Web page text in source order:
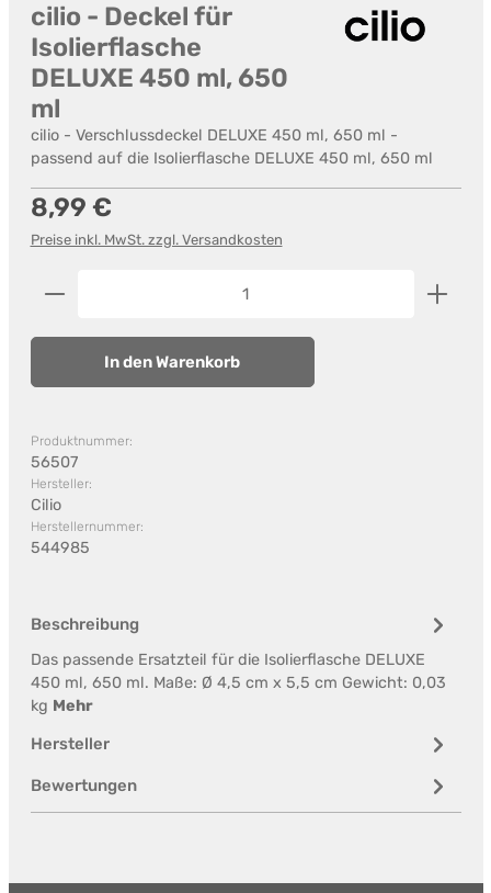
cilio - Deckel für
Isolierflasche
DELUXE 450 ml, 650
ml
cilio - Verschlussdeckel DELUXE 450 ml, 650 ml -
passend auf die Isolierflasche DELUXE 450 ml, 650 ml
Regulärer Preis:
8,99 €
Preise inkl. MwSt. zzgl. Versandkosten
Produkt Anzahl: Gib den gewünschten Wert ein
In den Warenkorb
Produktnummer:
56507
Hersteller:
Cilio
Herstellernummer:
544985
Beschreibung
Das passende Ersatzteil für die Isolierflasche DELUXE
450 ml, 650 ml. Maße: Ø 4,5 cm x 5,5 cm Gewicht: 0,03
kg Mehr
Hersteller
Bewertungen